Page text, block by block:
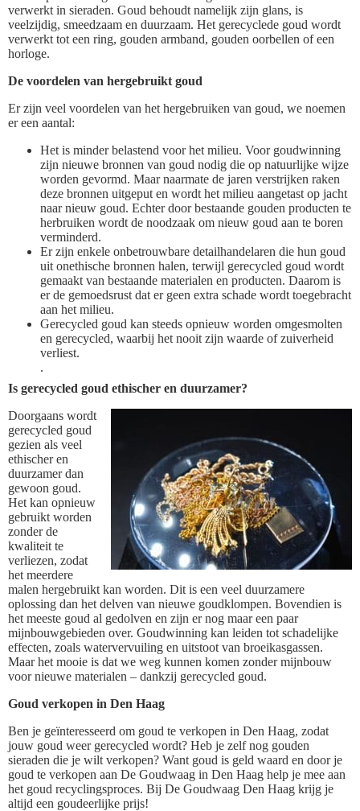
verwerkt in sieraden. Goud behoudt namelijk zijn glans, is
veelzijdig, smeedzaam en duurzaam. Het gerecyclede goud wordt
verwerkt tot een ring, gouden armband, gouden oorbellen of een
horloge.
De voordelen van hergebruikt goud
Er zijn veel voordelen van het hergebruiken van goud, we noemen
er een aantal:
Het is minder belastend voor het milieu. Voor goudwinning
zijn nieuwe bronnen van goud nodig die op natuurlijke wijze
worden gevormd. Maar naarmate de jaren verstrijken raken
deze bronnen uitgeput en wordt het milieu aangetast op jacht
naar nieuw goud. Echter door bestaande gouden producten te
herbruiken wordt de noodzaak om nieuw goud aan te boren
verminderd.
Er zijn enkele onbetrouwbare detailhandelaren die hun goud
uit onethische bronnen halen, terwijl gerecycled goud wordt
gemaakt van bestaande materialen en producten. Daarom is
er de gemoedsrust dat er geen extra schade wordt toegebracht
aan het milieu.
Gerecycled goud kan steeds opnieuw worden omgesmolten
en gerecycled, waarbij het nooit zijn waarde of zuiverheid
verliest.
.
Is gerecycled goud ethischer en duurzamer?
Doorgaans wordt
gerecycled goud
gezien als veel
ethischer en
duurzamer dan
gewoon goud.
Het kan opnieuw
gebruikt worden
zonder de
kwaliteit te
verliezen, zodat
het meerdere
malen hergebruikt kan worden. Dit is een veel duurzamere
oplossing dan het delven van nieuwe goudklompen. Bovendien is
het meeste goud al gedolven en zijn er nog maar een paar
mijnbouwgebieden over. Goudwinning kan leiden tot schadelijke
effecten, zoals watervervuiling en uitstoot van broeikasgassen.
Maar het mooie is dat we weg kunnen komen zonder mijnbouw
voor nieuwe materialen – dankzij gerecycled goud.
Goud verkopen in Den Haag
Ben je geïnteresseerd om goud te verkopen in Den Haag, zodat
jouw goud weer gerecycled wordt? Heb je zelf nog gouden
sieraden die je wilt verkopen? Want goud is geld waard en door je
goud te verkopen aan De Goudwaag in Den Haag help je mee aan
het goud recyclingsproces. Bij De Goudwaag Den Haag krijg je
altijd een goudeerlijke prijs!